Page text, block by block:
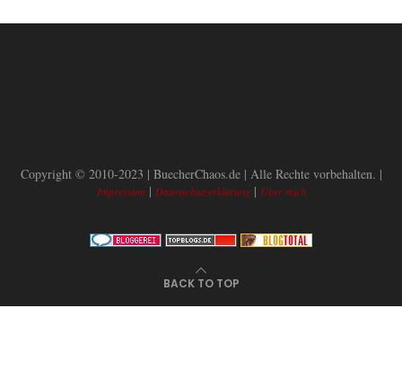
Copyright © 2010-2023 | BuecherChaos.de | Alle Rechte vorbehalten. |
Impressum | Datenschutzerklärung| Über mich
BACK TO TOP